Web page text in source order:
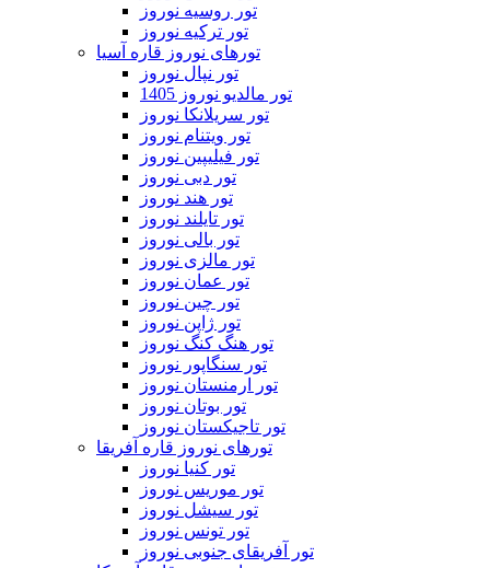
تور روسیه نوروز
تور ترکیه نوروز
تورهای نوروز قاره آسیا
تور نپال نوروز
تور مالدیو نوروز 1405
تور سریلانکا نوروز
تور ویتنام نوروز
تور فیلیپین نوروز
تور دبی نوروز
تور هند نوروز
تور تایلند نوروز
تور بالی نوروز
تور مالزی نوروز
تور عمان نوروز
تور چین نوروز
تور ژاپن نوروز
تور هنگ کنگ نوروز
تور سنگاپور نوروز
تور ارمنستان نوروز
تور بوتان نوروز
تور تاجیکستان نوروز
تورهای نوروز قاره آفریقا
تور کنیا نوروز
تور موریس نوروز
تور سیشل نوروز
تور تونس نوروز
تور آفریقای جنوبی نوروز